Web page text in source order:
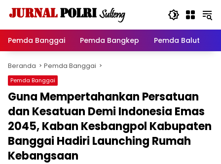
Pemda Banggai
Pemda Bangkep Pemda Balut
Beranda Pemda Banggai
Pemda Banggai
Guna Mempertahankan Persatuan
dan Kesatuan Demi Indonesia Emas
2045, Kaban Kesbangpol Kabupaten
Banggai Hadiri Launching Rumah
Kebangsaan